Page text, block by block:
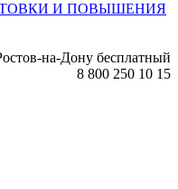
И ПОВЫШЕНИЯ
на-Дону бесплатный
8 800 250 10 15